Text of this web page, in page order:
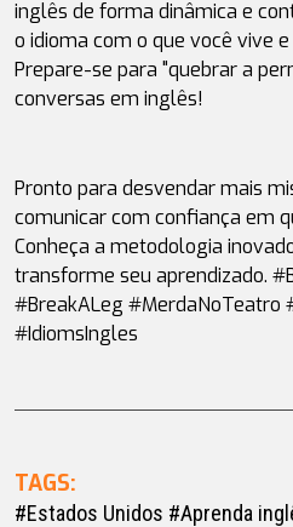
inglês de forma dinâmica e
o idioma com o que você vive
Prepare-se para "quebrar a
conversas em inglês!
Pronto para desvendar mais
comunicar com confiança em
Conheça a metodologia
transforme seu aprendizado.
#BreakALeg #MerdaNoTeatro
#IdiomsIngles
TAGS:
#Estados Unidos #Aprenda